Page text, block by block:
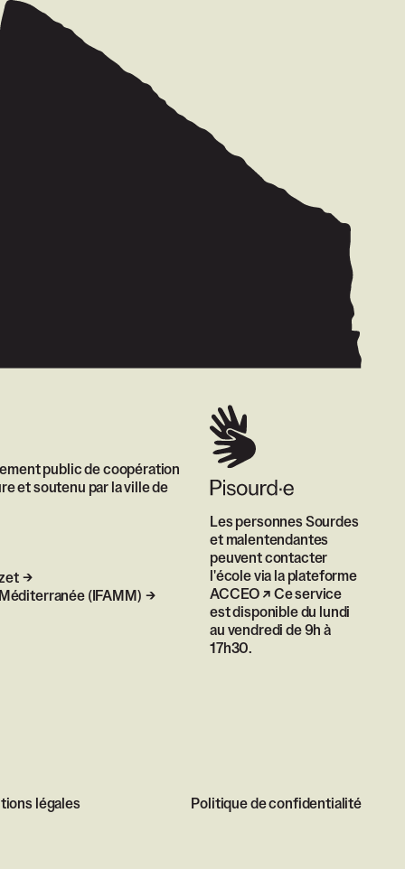
public de coopération
et soutenu par la ville de
(IFAMM)
Les personnes Sourdes
et malentendantes
peuvent contacter
l'école via la plateforme
ACCEO
Ce service
est disponible du lundi
au vendredi de 9h à
17h30.
légales Politique de confidentialité